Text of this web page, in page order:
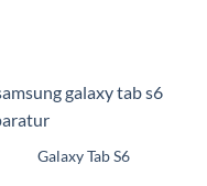
Galaxy Tab S6